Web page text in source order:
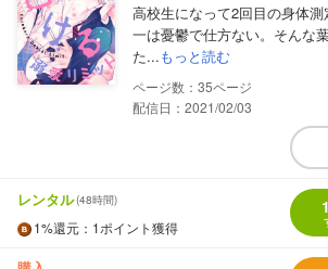
高校生になって2回目の身体
一は憂鬱で仕方ない。そんな
た...もっと読む
35
配信日：2021/02/03
レンタル(48時間)
1%還元 ：1ポイント獲得